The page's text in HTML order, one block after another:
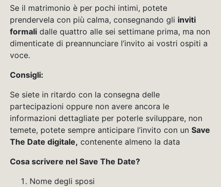
Se il matrimonio è per pochi intimi, potete
prendervela con più calma, consegnando gli inviti
formali dalle quattro alle sei settimane prima, ma non
dimenticate di preannunciare l’invito ai vostri ospiti a
voce.
Consigli:
Se siete in ritardo con la consegna delle
partecipazioni oppure non avere ancora le
informazioni dettagliate per poterle sviluppare, non
temete, potete sempre anticipare l’invito con un Save
The Date digitale, contenente almeno la data
Cosa scrivere nel Save The Date?
Nome degli sposi